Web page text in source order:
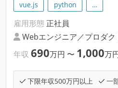
vue.js
python …
雇用形態 正社員
Webエンジニア／プロダク
年収 690万円 〜 1,000万
下限年収500万円以上
一